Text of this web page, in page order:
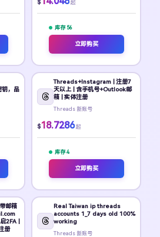
$ 起
库存 56
立即购买
，品
Threads+Instagram | 注册7
天以上 | 含手机号+Outlook邮
箱 | 实体注册
Threads 新账号
$18.7286 起
库存 4
立即购买
邮箱
2FA |
册
Real Taiwan ip threads
accounts 1_7 days old 100%
working
Threads 新账号